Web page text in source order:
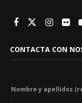
CONTACTA CON
Nombre y apellidos